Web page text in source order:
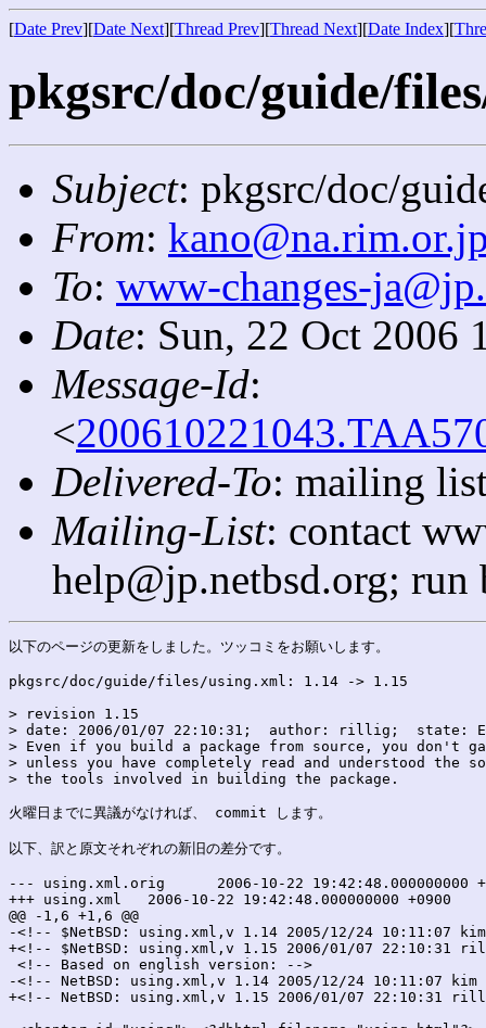
[Date Prev][Date Next][Thread Prev][Thread Next][Date Index][
pkgsrc/doc/guide/
Subject: pkgsrc/doc/
From:
To: www-changes-
Date: Sun, 22 Oct 2006
Message-Id:
<
Delivered-To: mailing
Mailing-List: contact
help@jp.netbsd.org;
以下のページの更新をしました。ツッコミをお願いします。
pkgsrc/doc/guide/files/using.xml: 1.14 -> 1.15
> revision 1.15
> date: 2006/01/07 22:10:31;  author: rillig;  state:
> Even if you build a package from source, you don't
> unless you have completely read and understood the
> the tools involved in building the package.
火曜日までに異議がなければ、 commit します。
以下、訳と原文それぞれの新旧の差分です。
--- using.xml.orig	2006-10-22 19:42:48.000000000 +0900
+++ using.xml	2006-10-22 19:42:48.000000000 +0900
@@ -1,6 +1,6 @@
-<!-- $NetBSD: using.xml,v 1.14 2005/12/24 10:11:07
+<!-- $NetBSD: using.xml,v 1.15 2006/01/07 22:10:31
<!-- Based on english version: -->
-<!-- NetBSD: using.xml,v 1.14 2005/12/24 10:11:07
+<!-- NetBSD: using.xml,v 1.15 2006/01/07 22:10:31